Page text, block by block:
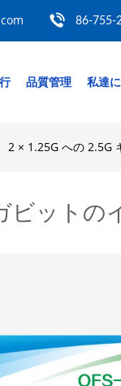
86-755-
品質管理 私達
2 × 1.25G への 2.5G
ビットの